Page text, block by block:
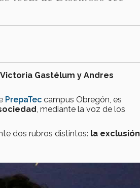
Victoria Gastélum y Andres
PrepaTec campus Obregón, es
, mediante la voz de los
dos rubros distintos: la exclusión